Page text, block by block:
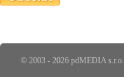
© 2003 - 2026 pdMEDIA s.r.o.